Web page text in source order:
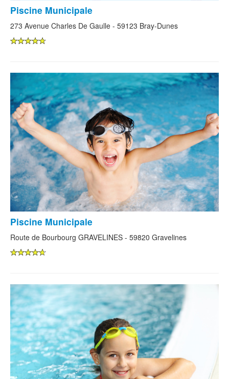
Piscine Municipale
273 Avenue Charles De Gaulle - 59123 Bray-Dunes
Piscine Municipale
Route de Bourbourg GRAVELINES - 59820 Gravelines